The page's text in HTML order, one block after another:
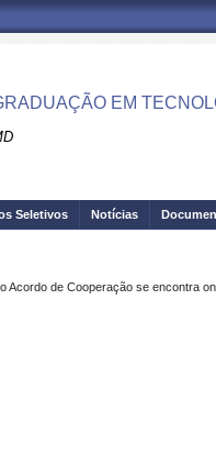
EM
Seletivos Notícias
de Cooperação se encontra